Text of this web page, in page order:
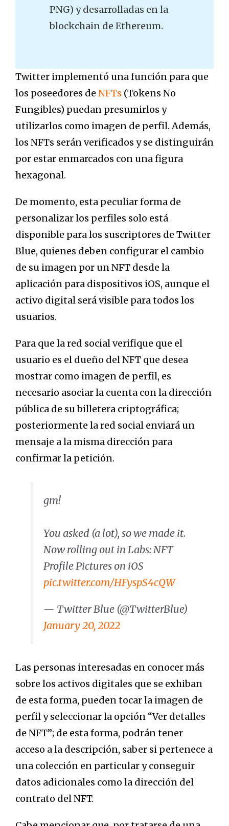
PNG) y desarrolladas en la
blockchain de Ethereum.
Twitter implementó una función para que
los poseedores de NFTs (Tokens No
Fungibles) puedan presumirlos y
utilizarlos como imagen de perfil. Además,
los NFTs serán verificados y se distinguirán
por estar enmarcados con una figura
hexagonal.
De momento, esta peculiar forma de
personalizar los perfiles solo está
disponible para los suscriptores de Twitter
Blue, quienes deben configurar el cambio
de su imagen por un NFT desde la
aplicación para dispositivos iOS, aunque el
activo digital será visible para todos los
usuarios.
Para que la red social verifique que el
usuario es el dueño del NFT que desea
mostrar como imagen de perfil, es
necesario asociar la cuenta con la dirección
pública de su billetera criptográfica;
posteriormente la red social enviará un
mensaje a la misma dirección para
confirmar la petición.
gm!
You asked (a lot), so we made it.
Now rolling out in Labs: NFT
Profile Pictures on iOS
pic.twitter.com/HFyspS4cQW
— Twitter Blue (@TwitterBlue)
January 20, 2022
Las personas interesadas en conocer más
sobre los activos digitales que se exhiban
de esta forma, pueden tocar la imagen de
perfil y seleccionar la opción “Ver detalles
de NFT”; de esta forma, podrán tener
acceso a la descripción, saber si pertenece a
una colección en particular y conseguir
datos adicionales como la dirección del
contrato del NFT.